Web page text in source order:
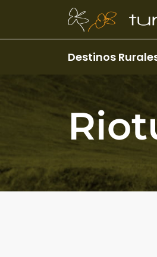
Pasar al contenido principal
Destinos